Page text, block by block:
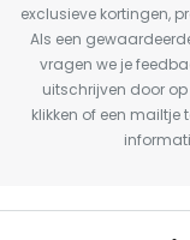
exclusieve kortingen,
Als een
vragen we je
uitschrijven door
klikken of een mailtje